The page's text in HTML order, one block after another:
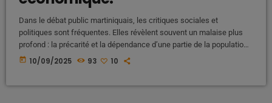
Dans le débat public martiniquais, les critiques sociales et
politiques sont fréquentes. Elles révèlent souvent un malaise plus
profond : la précarité et la dépendance d’une partie de la population
face aux structures économiques vérouillées et monopolistiques de
today 10/09/2025 93 10